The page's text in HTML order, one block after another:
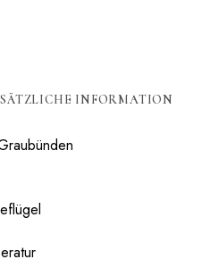
INFORMATION